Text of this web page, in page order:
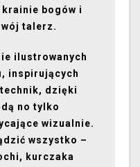
krainie bogów i
talerz.
ilustrowanych
inspirujących
dzięki
no tylko
wizualnie.
wszystko –
kurczaka